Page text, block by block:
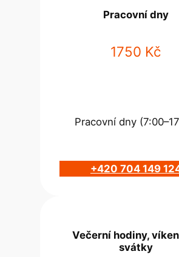
Pracovní dny
1750 Kč
Pracovní dny
+420 704 149
Večerní hodiny,
svátky